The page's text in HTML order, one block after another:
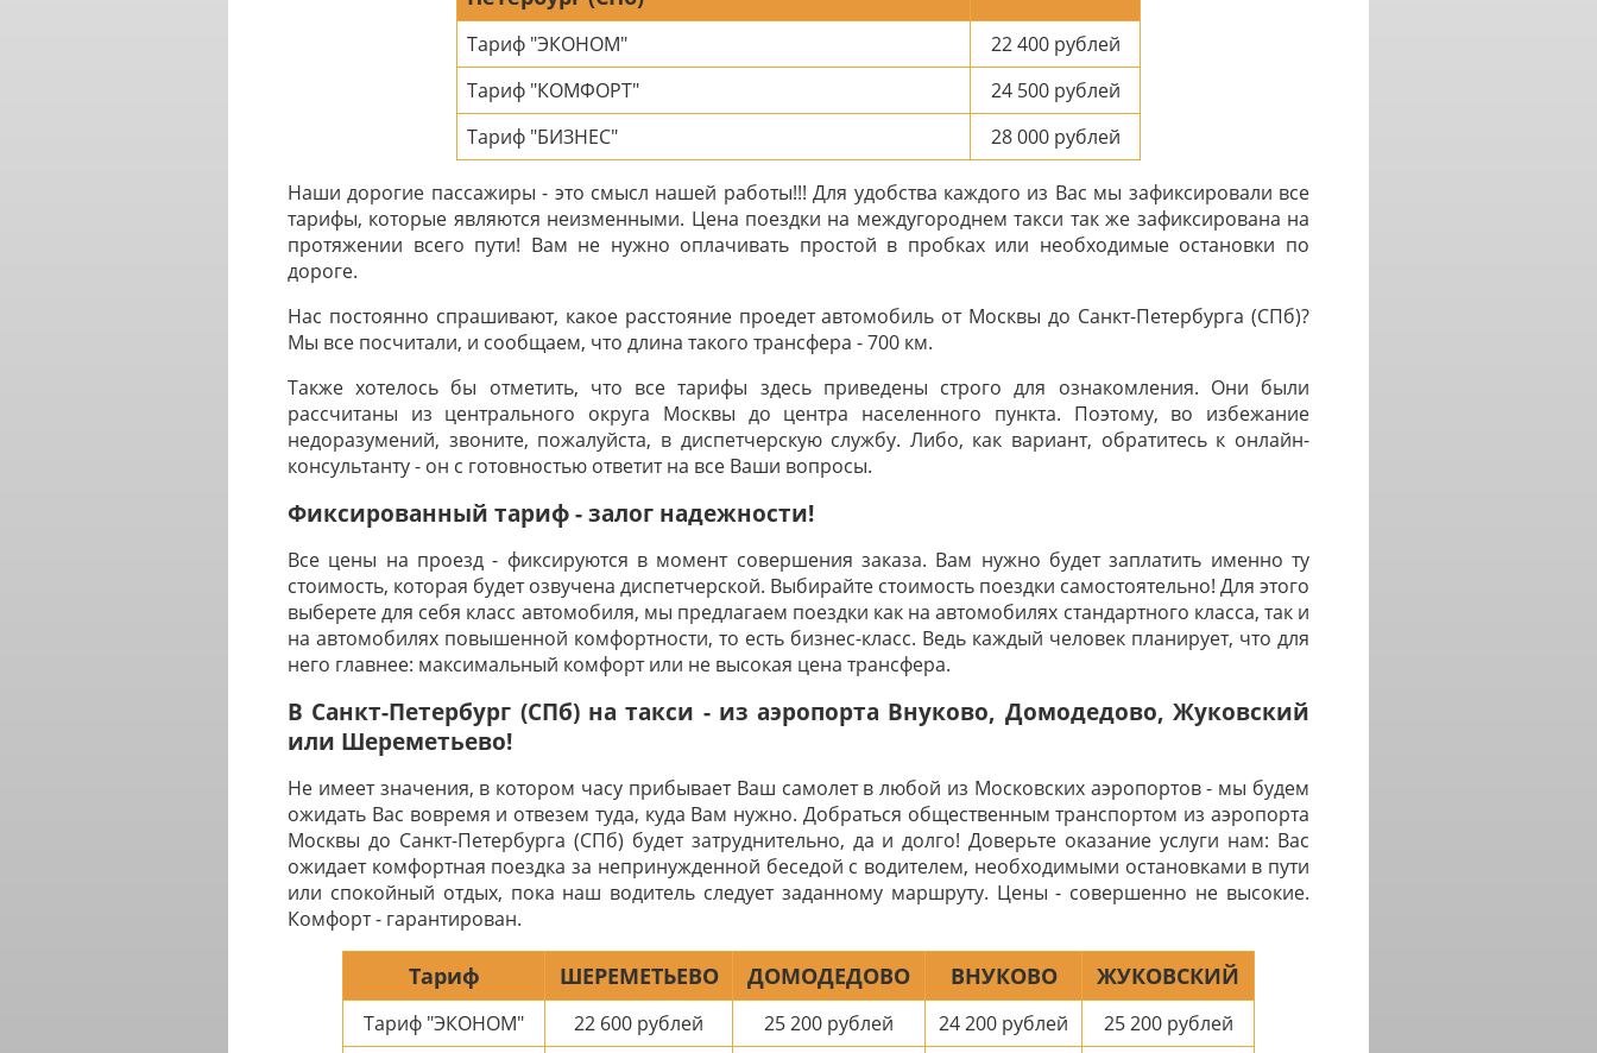
Тариф "ЭКОНОМ" 22 400рублей
Тариф "КОМФОРТ"
24 500рублей
Тариф "БИЗНЕС"
28 000рублей
Наши дорогие пассажиры - это смысл нашей работы!!! Для удобства каждого из Вас мы зафиксировали все
тарифы, которые являются неизменными. Цена поездки на междугороднем такси так же зафиксирована на
протяжении всего пути! Вам не нужно оплачивать простой в пробках или необходимые остановки по
дороге.
Нас постоянно спрашивают, какое расстояние проедет автомобиль от Москвы до Санкт-Петербурга (СПб)?
Мы все посчитали, и сообщаем, что длина такого трансфера - 700 км.
Также хотелось бы отметить, что все тарифы здесь приведены строго для ознакомления. Они были
рассчитаны из центрального округа Москвы до центра населенного пункта. Поэтому, во избежание
недоразумений, звоните, пожалуйста, в диспетчерскую службу. Либо, как вариант, обратитесь к онлайн-
консультанту - он с готовностью ответит на все Ваши вопросы.
Фиксированный тариф - залог надежности!
Все цены на проезд - фиксируются в момент совершения заказа. Вам нужно будет заплатить именно ту
стоимость, которая будет озвучена диспетчерской. Выбирайте стоимость поездки самостоятельно! Для этого
выберете для себя класс автомобиля, мы предлагаем поездки как на автомобилях стандартного класса, так и
на автомобилях повышенной комфортности, то есть бизнес-класс. Ведь каждый человек планирует, что для
него главнее: максимальный комфорт или не высокая цена трансфера.
В Санкт-Петербург (СПб) на такси - из аэропорта Внуково, Домодедово, Жуковский
или Шереметьево!
Не имеет значения, в котором часу прибывает Ваш самолет в любой из Московских аэропортов - мы будем
ожидать Вас вовремя и отвезем туда, куда Вам нужно. Добраться общественным транспортом из аэропорта
Москвы до Санкт-Петербурга (СПб) будет затруднительно, да и долго! Доверьте оказание услуги нам: Вас
ожидает комфортная поездка за непринужденной беседой с водителем, необходимыми остановками в пути
или спокойный отдых, пока наш водитель следует заданному маршруту. Цены - совершенно не высокие.
Комфорт - гарантирован.
Тариф ШЕРЕМЕТЬЕВО ДОМОДЕДОВО ВНУКОВО ЖУКОВСКИЙ
Тариф "ЭКОНОМ" 22 600 рублей 25 200 рублей 24 200 рублей 25 200рублей